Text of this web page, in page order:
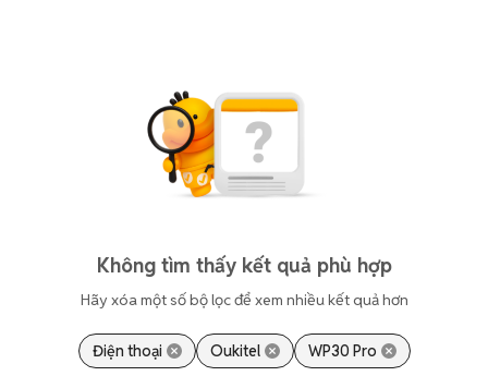
Không tìm thấy kết quả phù hợp
Hãy xóa một số bộ lọc để xem nhiều kết quả hơn
Điện thoại Oukitel WP30 Pro